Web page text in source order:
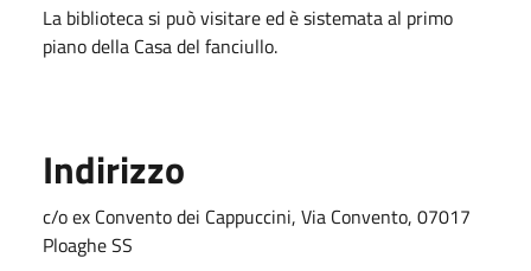
La biblioteca si può visitare ed è sistemata al primo
piano della Casa del fanciullo.
Indirizzo
c/o ex Convento dei Cappuccini, Via Convento, 07017
Ploaghe SS